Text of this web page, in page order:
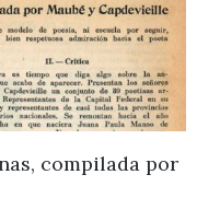
compilada por